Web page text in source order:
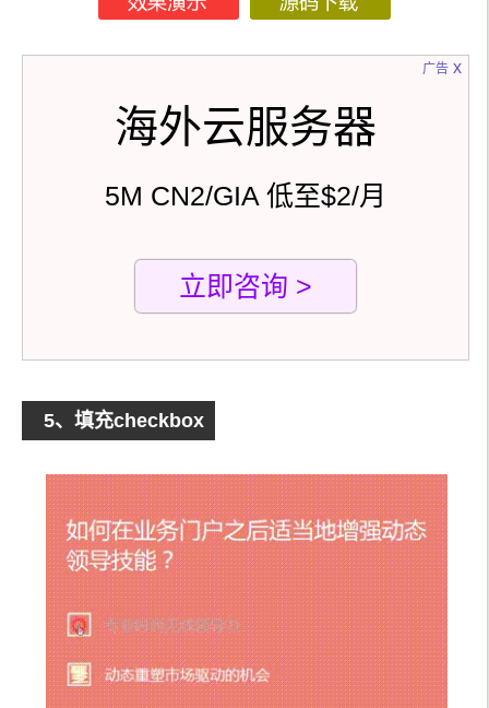
// 触发布局，以便在浏览器中计算样式
ansition = path style MozTransition = 'stroke-
dashoffset '
animDef .speed + 's ' + animDef
' ' + i * animDef. speed + 's';
path.style.strokeDashoffset = '0';
}
function
el.parentNode.removeChild(el);
}
}
</script>
广告
海外云服务器
5M CN2/GIA 低至$2/月
立即咨询 >
x
5、填充checkbox